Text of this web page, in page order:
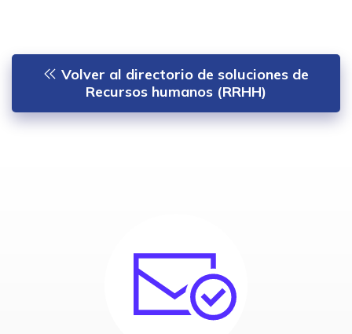
Volver al directorio de soluciones de
Recursos humanos (RRHH)